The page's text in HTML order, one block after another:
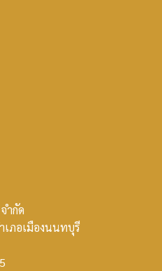
ำกัด
เภอเมืองนนทบุรี